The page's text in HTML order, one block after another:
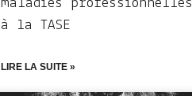
maladies professionnelles
à la TASE
LIRE LA SUITE »